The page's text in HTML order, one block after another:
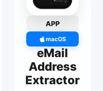
APP
macOS
eMail
Address
Extractor